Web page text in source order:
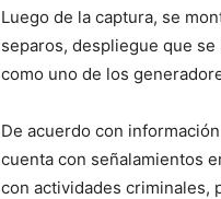
Luego de la captura, se
separos, despliegue que
como uno de los
De acuerdo con
cuenta con señalamientos
con actividades criminales,